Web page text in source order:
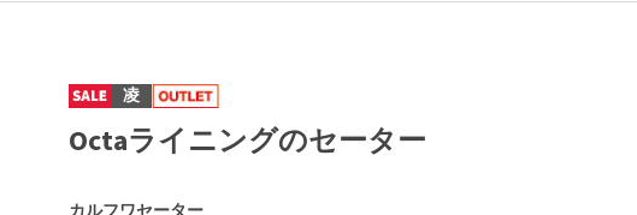
凌
Octaライニングのセーター